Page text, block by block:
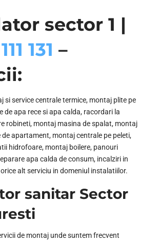
sector 1 |
131 –
si service centrale termice, montaj plite pe
de apa rece si apa calda, racordari la
robineti, montaj masina de spalat, montaj
apartament, montaj centrale pe peleti,
hidrofoare, montaj boilere, panouri
apa calda de consum, incalziri in
alt serviciu in domeniul instalatiilor.
sanitar Sector
de montaj unde suntem frecvent